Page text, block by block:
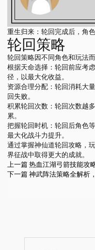
重生归来：轮回完成后，角
轮回策略
轮回策略因不同角色和玩法
根据天命选择：轮回前应考
径，以最大化收益。
资源合理分配：轮回消耗大
回失败。
积累轮回次数：轮回次数越
累。
把握轮回时机：轮回后角色
最大化战斗力提升。
通过掌握神仙道轮回攻略，
界征战中取得更大的成就。
上一篇热血江湖弓箭技能攻
下一篇神武阵法策略全解析